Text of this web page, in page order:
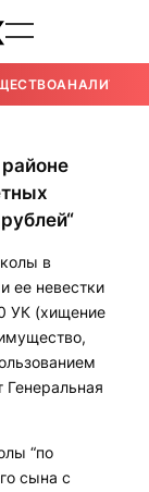
АНАЛИТИКА
в
ее невестки
УК (хищение
“по
сына с